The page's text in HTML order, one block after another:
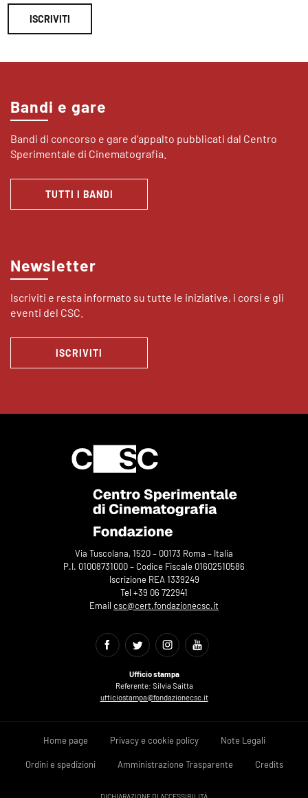
ISCRIVITI
Bandi e gare
Bandi di concorso e gare d’appalto pubblicati dal Centro
Sperimentale di Cinematografia.
TUTTI I BANDI
Newsletter
Iscriviti e resta informato su tutte le iniziative, i corsi e gli
eventi del CSC.
ISCRIVITI
Via Tuscolana, 1520 – 00173 Roma – Italia
P.I. 01008731000 – Codice Fiscale 01602510586
Iscrizione REA 1339249
Tel +39 06 722941
Email csc@cert.fondazionecsc.it
Ufficio stampa
Referente: Silvia Saitta
ufficiostampa@fondazionecsc.it
Home page Privacy e cookie policy Note Legali
Ordini e spedizioni Amministrazione Trasparente Credits